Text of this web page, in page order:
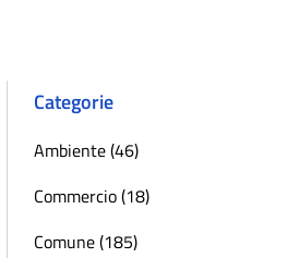
Categorie
Ambiente (46)
Commercio (18)
Comune (185)